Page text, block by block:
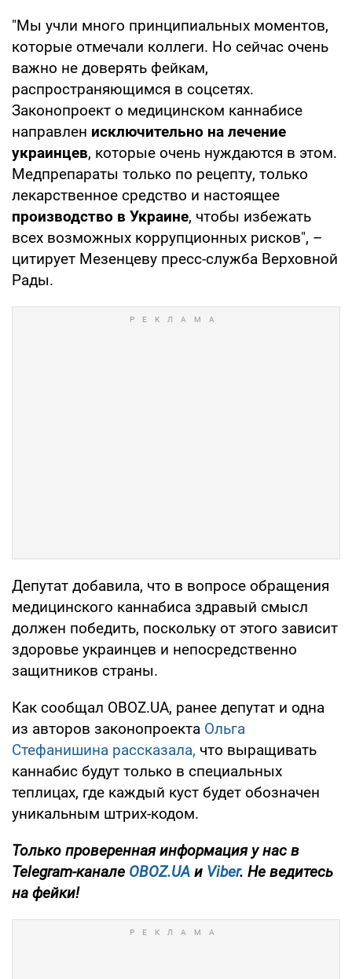
"Мы учли много принципиальных моментов,
которые отмечали коллеги. Но сейчас очень
важно не доверять фейкам,
распространяющимся в соцсетях.
Законопроект о медицинском каннабисе
направлен исключительно на лечение
украинцев, которые очень нуждаются в этом.
Медпрепараты только по рецепту, только
лекарственное средство и настоящее
производство в Украине, чтобы избежать
всех возможных коррупционных рисков", –
цитирует Мезенцеву пресс-служба Верховной
Рады.
Депутат добавила, что в вопросе обращения
медицинского каннабиса здравый смысл
должен победить, поскольку от этого зависит
здоровье украинцев и непосредственно
защитников страны.
Как сообщал OBOZ.UA, ранее депутат и одна
из авторов законопроекта Ольга
Стефанишина рассказала, что выращивать
каннабис будут только в специальных
теплицах, где каждый куст будет обозначен
уникальным штрих-кодом.
Только проверенная информация у нас в
Telegram-канале OBOZ.UA и Viber. Не ведитесь
на фейки!